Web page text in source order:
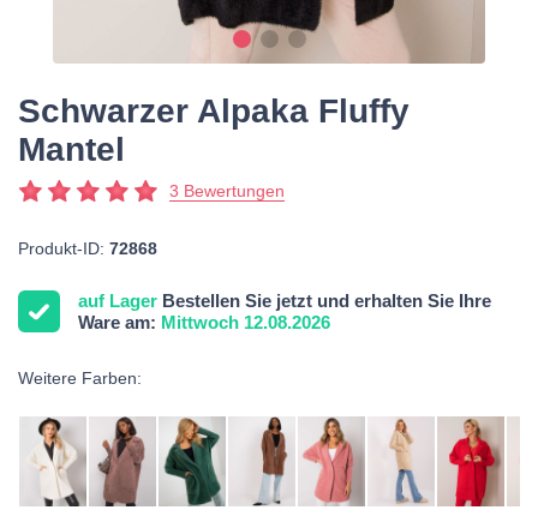
Schwarzer Alpaka Fluffy
Mantel
3 Bewertungen
Produkt-ID: 72868
auf Lager Bestellen Sie jetzt und erhalten Sie Ihre
Ware am: Mittwoch 12.08.2026
Weitere Farben: